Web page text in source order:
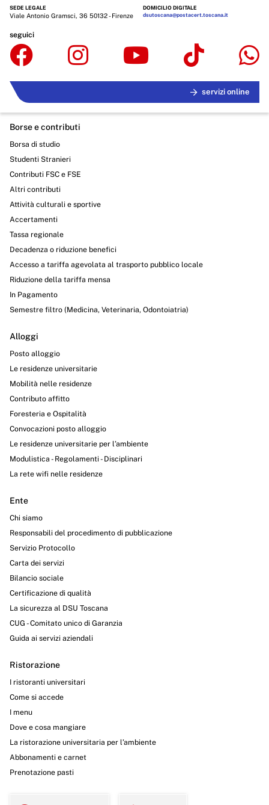
SEDE LEGALE
Viale Antonio Gramsci, 36 50132 - Firenze
DOMICILIO DIGITALE
dsutoscana@postacert.toscana.it
seguici
servizi online
Borse e contributi
Borsa di studio
Studenti Stranieri
Contributi FSC e FSE
Altri contributi
Attività culturali e sportive
Accertamenti
Tassa regionale
Decadenza o riduzione benefici
Accesso a tariffa agevolata al trasporto pubblico locale
Riduzione della tariffa mensa
In Pagamento
Semestre filtro (Medicina, Veterinaria, Odontoiatria)
Alloggi
Posto alloggio
Le residenze universitarie
Mobilità nelle residenze
Contributo affitto
Foresteria e Ospitalità
Convocazioni posto alloggio
Le residenze universitarie per l’ambiente
Modulistica - Regolamenti - Disciplinari
La rete wifi nelle residenze
Ente
Chi siamo
Responsabili del procedimento di pubblicazione
Servizio Protocollo
Carta dei servizi
Bilancio sociale
Certificazione di qualità
La sicurezza al DSU Toscana
CUG - Comitato unico di Garanzia
Guida ai servizi aziendali
Ristorazione
I ristoranti universitari
Come si accede
I menu
Dove e cosa mangiare
La ristorazione universitaria per l’ambiente
Abbonamenti e carnet
Prenotazione pasti